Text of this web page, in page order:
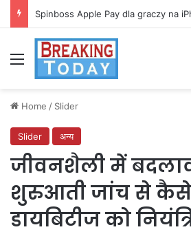
Spinboss Apple Pay dla graczy na
Menu
Home / Slider
Slider अन्य
जीवनशैली में
शुरुआती जांच से कैसे
डायबिटीज को